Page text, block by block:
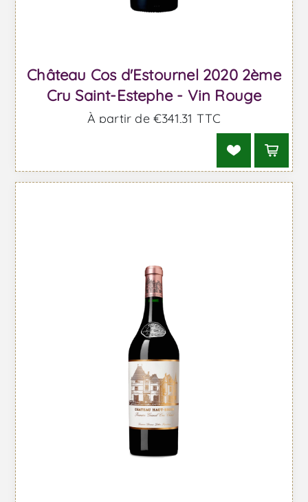
Château Cos d'Estournel 2020 2ème
Cru Saint-Estephe - Vin Rouge
À partir de €341,31 TTC